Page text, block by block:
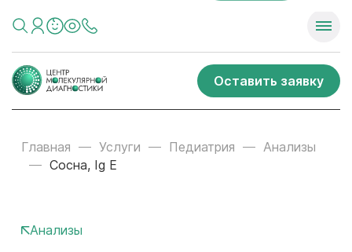
Оставить заявку
Главная Услуги Педиатрия
Анализы
Сосна, Ig E
Анализы